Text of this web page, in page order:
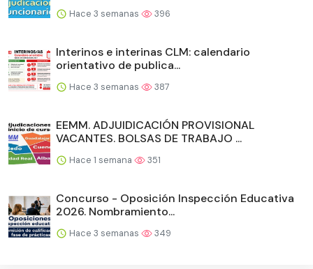
Hace 3 semanas 396
Interinos e interinas CLM: calendario
orientativo de publica...
Hace 3 semanas 387
EEMM. ADJUIDICACIÓN PROVISIONAL
VACANTES. BOLSAS DE TRABAJO ...
Hace 1 semana 351
Concurso - Oposición Inspección Educativa
2026. Nombramiento...
Hace 3 semanas 349